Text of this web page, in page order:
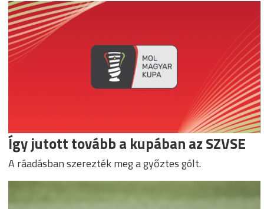
Így jutott tovább a kupában az SZVSE
A ráadásban szerezték meg a győztes gólt.